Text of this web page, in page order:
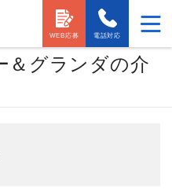
電話対応
WEB応募